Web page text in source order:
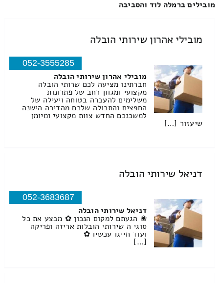
מובילים ברמלה לוד והסביבה
מובילי אהרון שירותי הובלה
052-3555285
מובילי אהרון שירותי הובלה
חברתינו מציעה לכם שרותי הובלה
מקצועי ומגוון רחב של פתרונות
משלימים להעברה בטוחה ויעילה של
החפצים והתכולה שלכם מהדירה הישנה
למשכנכם החדש צוות מקצועי ומיומן
שיעזור […]
דניאל שירותי הובלה
052-3683687
דניאל שירותי הובלה
❀ הגעתם למקום הנכון ✿ מבצע את כל
סוגי ה שירותי הובלות אריזה ופריקה
ועוד חייגו עכשיו ✿
[…]